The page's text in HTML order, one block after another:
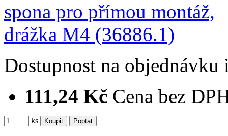
Dostupnost na objednávku
111,24 Kč Cena bez
ks